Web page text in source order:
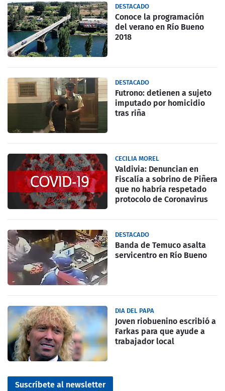
DESTACADO
Conoce la programación
del verano en Río Bueno
2018
DESTACADO
Futrono: detienen a sujeto
imputado por homicidio
tras riña
CECILIA MOREL
Valdivia: Denuncian en
Fiscalía a sobrino de Piñera
que no habría respetado
protocolo de Coronavirus
DESTACADO
Banda de Temuco asalta
servicentro en Río Bueno
DIA DEL PAPA
Joven riobuenino escribió a
Farkas para que ayude a
trabajador local
Suscríbete al newsletter